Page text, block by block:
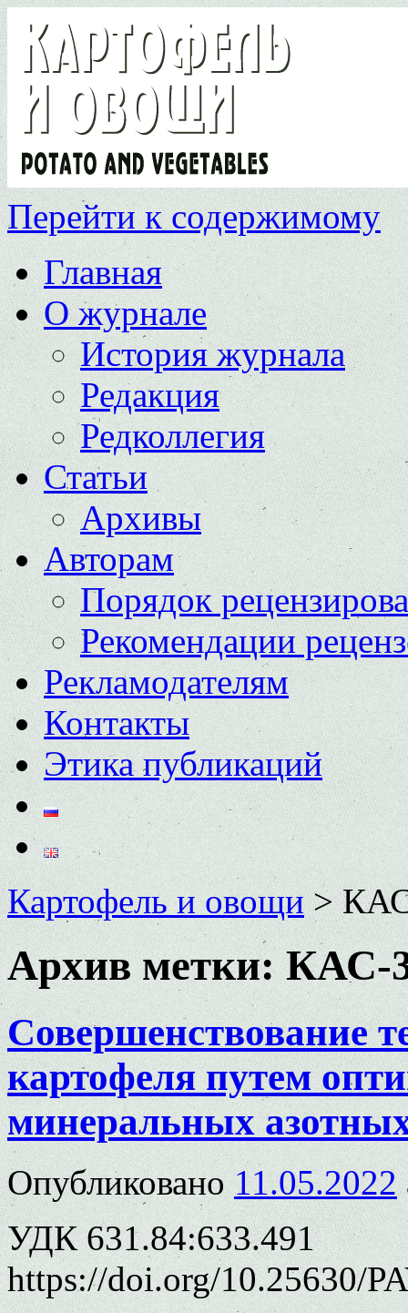
Перейти к содержимому
Главная
О журнале
История журнала
Редакция
Редколлегия
Статьи
Архивы
Авторам
Порядок
Рекомендации
Рекламодателям
Контакты
Этика публикаций
Картофель и овощи>
Архив метки:КАС-
Совершенствование
картофеля путем
минеральных
Опубликовано 11.05.2022
УДК 631.84:633.491
https://doi.org/10.25630/